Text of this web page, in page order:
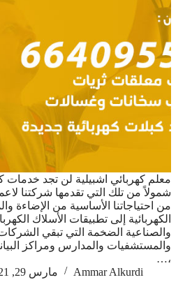
معلم كهربائي اشبيلية لن تجد خدمات
شمولاً من تلك التي تقدمها شركتنا
من احتياجاتنا الأساسية من الإضاءة
الكهربائية إلى تطبيقات الأسلاك
والصناعية الضخمة التي تبقي
والمستشفيات والمدارس ومراكز
،…
Ammar Alkurdi
مارس 29, 2021